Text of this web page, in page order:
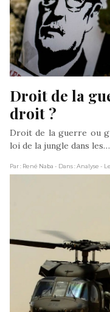
Droit de la
droit ?
Droit de la guerre ou
loi de la jungle dans les…
Par : René Naba - Dans : Analyse -